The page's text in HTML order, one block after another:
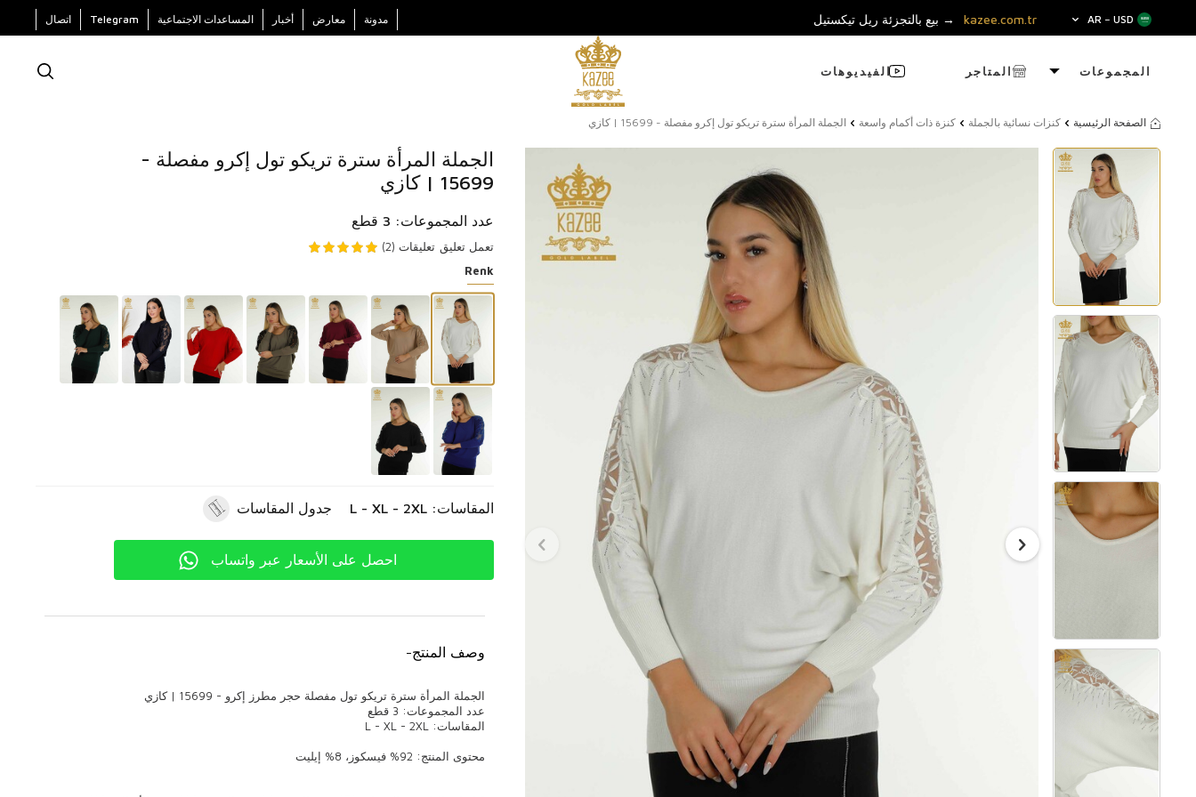
AR − USD
kazee.com.tr → بيع بالتجزئة ريل تيكستيل مدونة معارض أخبار المساعدات الاجتماعية Telegram اتصال
المجموعات المتاجر الفيديوهات
الصفحة الرئيسية كنزات نسائية بالجملة كنزة ذات أكمام واسعة الجملة المرأة سترة تريكو تول إكرو مفصلة - 15699 | كازي
الجملة المرأة سترة تريكو تول إكرو مفصلة -
15699 | كازي
عدد المجموعات: 3 قطع
تعمل تعليق تعليقات (2)
Renk
المقاسات: L - XL - 2XL جدول المقاسات
احصل على الأسعار عبر واتساب
وصف المنتج-
الجملة المرأة سترة تريكو تول مفصلة حجر مطرز إكرو - 15699 | كازي
عدد المجموعات: 3 قطع
المقاسات: L - XL - 2XL
محتوى المنتج: 92% فيسكوز، 8% إيليت